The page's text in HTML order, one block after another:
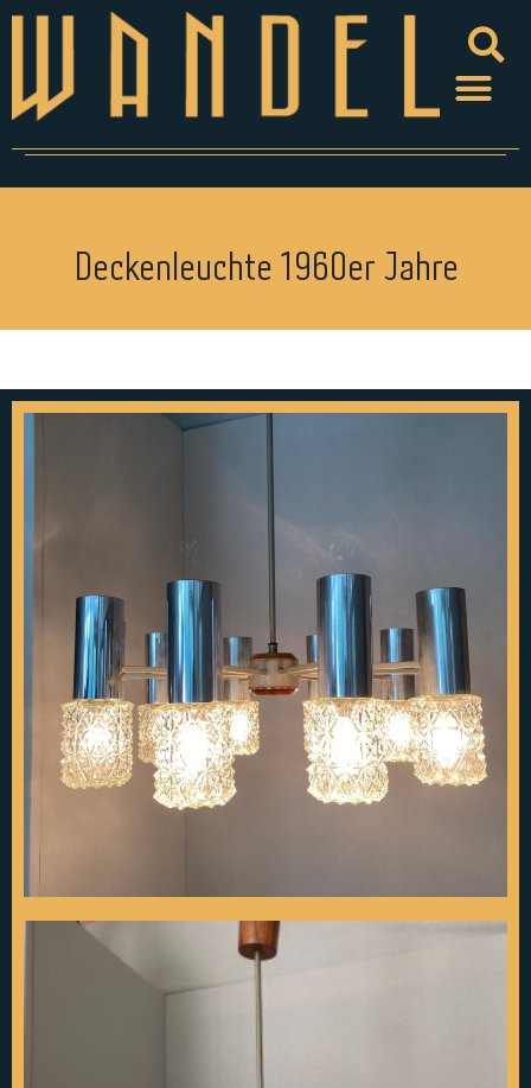
Deckenleuchte 1960er Jahre